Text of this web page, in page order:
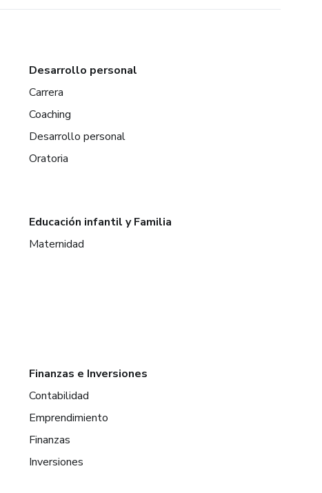
Desarrollo personal
Carrera
Coaching
Desarrollo personal
Oratoria
Educación infantil y Familia
Maternidad
Finanzas e Inversiones
Contabilidad
Emprendimiento
Finanzas
Inversiones